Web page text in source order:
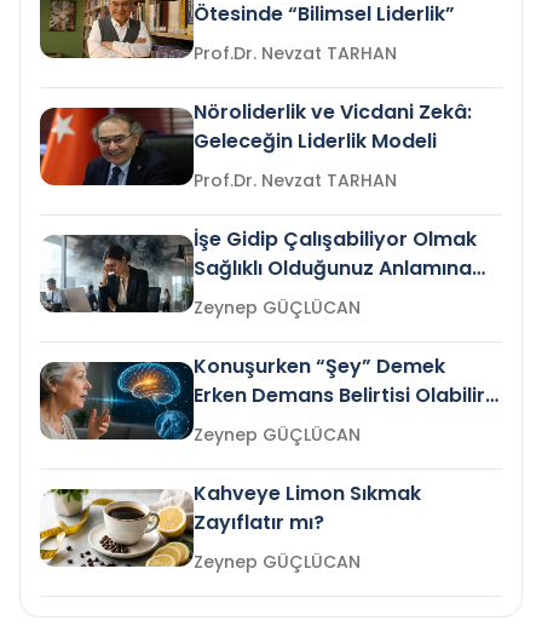
Ötesinde “Bilimsel Liderlik”
Prof.Dr. Nevzat TARHAN
Nöroliderlik ve Vicdani Zekâ:
Geleceğin Liderlik Modeli
Prof.Dr. Nevzat TARHAN
İşe Gidip Çalışabiliyor Olmak
Sağlıklı Olduğunuz Anlamına
Gelir mi?Zeynep GÜÇLÜCAN
Konuşurken “Şey” Demek
Erken Demans Belirtisi Olabilir
mi?
Zeynep GÜÇLÜCAN
Kahveye Limon Sıkmak
Zayıflatır mı?
Zeynep GÜÇLÜCAN